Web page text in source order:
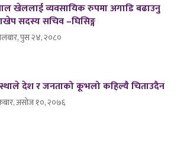
खेललाई व्यवसायिक रुपमा अगाडि बढाउनु
सदस्य सचिव –घिसिङ्ग
पुस २४, २०८०
देश र जनताको कूभलो कहिल्यै चिताउदैन
असोज १०, २०७६